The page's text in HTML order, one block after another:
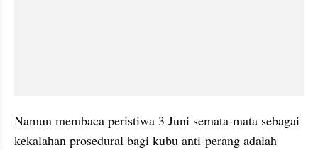
Namun membaca peristiwa 3 Juni semata-mata sebagai
kekalahan prosedural bagi kubu anti-perang adalah